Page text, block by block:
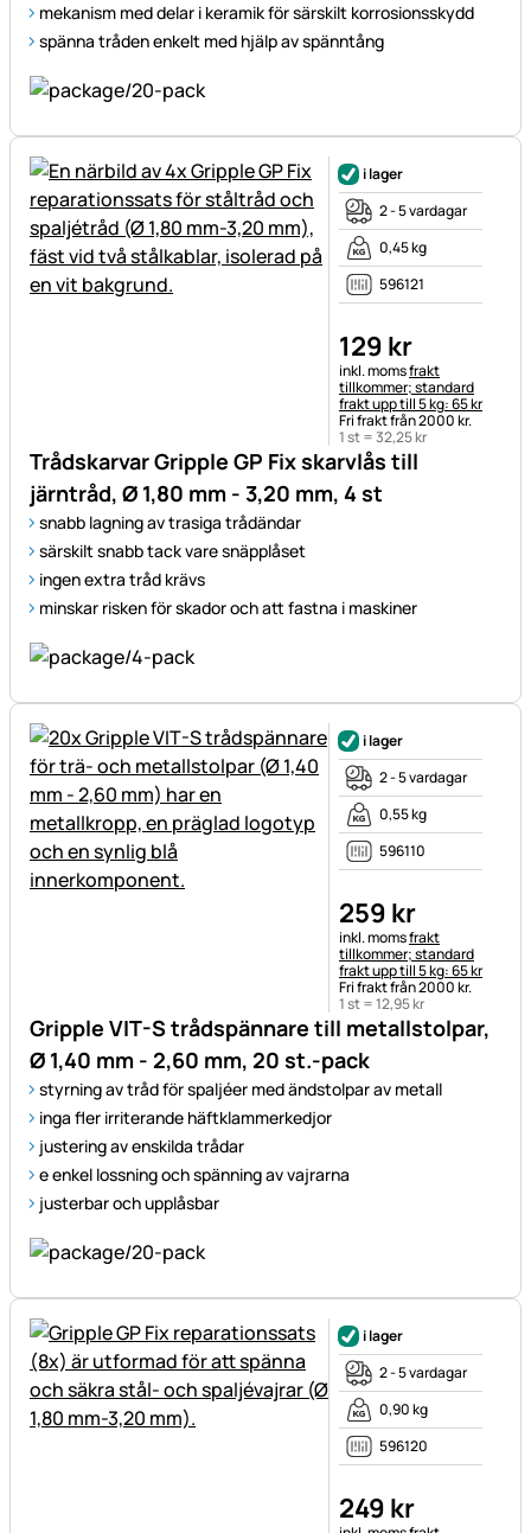
mekanism med delar i keramik för särskilt korrosionsskydd
spänna tråden enkelt med hjälp av spänntång
Trådskarvar Gripple GP Fix skarvlås till
järntråd, Ø 1,80 mm - 3,20 mm, 4 st
snabb lagning av trasiga trådändar
särskilt snabb tack vare snäpplåset
ingen extra tråd krävs
minskar risken för skador och att fastna i maskiner
i lager
2 - 5 vardagar
0,45 kg
596121
129 kr
Skatteinformation:
inkl. momsfrakt
tillkommer; standard
frakt upp till 5 kg: 65 kr
Fri frakt från 2000 kr.
1 st =32,25kr
Gripple VIT-S trådspännare till metallstolpar,
Ø 1,40 mm - 2,60 mm, 20 st.-pack
styrning av tråd för spaljéer med ändstolpar av metall
inga fler irriterande häftklammerkedjor
justering av enskilda trådar
e enkel lossning och spänning av vajrarna
justerbar och upplåsbar
i lager
2 - 5 vardagar
0,55 kg
596110
259 kr
Skatteinformation:
inkl. momsfrakt
tillkommer; standard
frakt upp till 5 kg: 65 kr
Fri frakt från 2000 kr.
1 st =12,95kr
i lager
2 - 5 vardagar
0,90 kg
596120
249 kr